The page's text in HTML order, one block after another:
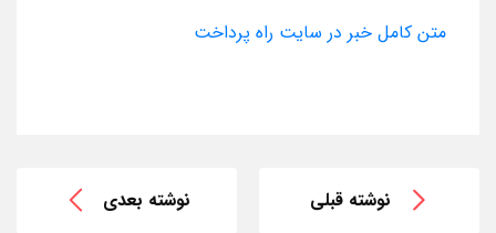
متن کامل خبر در سایت راه پرداخت
نوشته قبلی نوشته بعدی